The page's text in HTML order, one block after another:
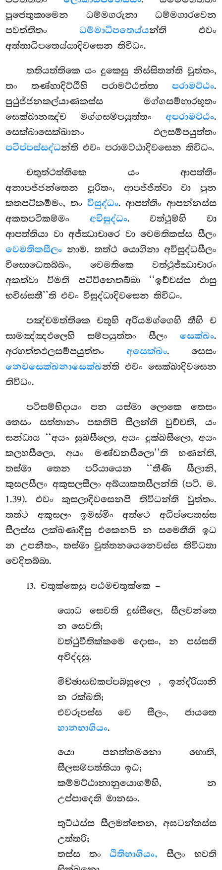
පූජෙතුකාමෙන ධම්මගරුනා ධම්මගාරවෙන
පවත්තිතං ධම්මාධිපතෙය්යන්ති එවං
අත්තාධිපතෙය්යාදිවසෙන තිවිධං.
තතියත්තිකෙ යං දුකෙසු නිස්සිතන්ති වුත්තං,
තං තණ්හාදිට්ඨීහි පරාමට්ඨත්තා පරාමට්ඨං.
පුථුජ්ජනකල්යාණකස්ස මග්ගසම්භාරභූතං
සෙක්ඛානඤ්ච මග්ගසම්පයුත්තං අපරාමට්ඨං.
සෙක්ඛාසෙක්ඛානං ඵලසම්පයුත්තං
පටිප්පස්සද්ධන්ති එවං පරාමට්ඨාදිවසෙන තිවිධං.
චතුත්ථත්තිකෙ යං ආපත්තිං
අනාපජ්ජන්තෙන පූරිතං, ආපජ්ජිත්වා වා පුන
කතපටිකම්මං, තං විසුද්ධං. ආපත්තිං ආපන්නස්ස
අකතපටිකම්මං අවිසුද්ධං. වත්ථුම්හි වා
ආපත්තියා වා අජ්ඣාචාරෙ වා වෙමතිකස්ස සීලං
වෙමතිකසීලං නාම. තත්ථ යොගිනා අවිසුද්ධසීලං
විසොධෙතබ්බං, වෙමතිකෙ වත්ථුජ්ඣාචාරං
අකත්වා විමති පටිවිනෙතබ්බා ‘‘ඉච්චස්ස ඵාසු
භවිස්සතී’’ති එවං විසුද්ධාදිවසෙන තිවිධං.
පඤ්චමත්තිකෙ චතූහි අරියමග්ගෙහි තීහි ච
සාමඤ්ඤඵලෙහි සම්පයුත්තං සීලං සෙක්ඛං.
අරහත්තඵලසම්පයුත්තං අසෙක්ඛං. සෙසං
නෙවසෙක්ඛනාසෙක්ඛන්ති එවං සෙක්ඛාදිවසෙන
තිවිධං.
පටිසම්භිදායං පන යස්මා ලොකෙ තෙසං
තෙසං සත්තානං පකතිපි සීලන්ති වුච්චති, යං
සන්ධාය ‘‘අයං සුඛසීලො, අයං දුක්ඛසීලො, අයං
කලහසීලො, අයං මණ්ඩනසීලො’’ති භණන්ති,
තස්මා තෙන පරියායෙන ‘‘තීණි සීලානි,
කුසලසීලං අකුසලසීලං අබ්යාකතසීලන්ති (පටි. ම.
1.39). එවං කුසලාදිවසෙනපි තිවිධන්ති වුත්තං.
තත්ථ අකුසලං ඉමස්මිං අත්ථෙ අධිප්පෙතස්ස
සීලස්ස ලක්ඛණාදීසු එකෙනපි න සමෙතීති ඉධ
න උපනීතං, තස්මා වුත්තනයෙනෙවස්ස තිවිධතා
වෙදිතබ්බා.
13. චතුක්කෙසු පඨමචතුක්කෙ –
යොධ සෙවති දුස්සීලෙ, සීලවන්තෙ
න සෙවති;
වත්ථුවීතික්කමෙ දොසං, න පස්සති
අවිද්දසු.
මිච්ඡාසඞ්කප්පබහුලො , ඉන්ද්රියානි
න රක්ඛති;
එවරූපස්ස වෙ සීලං, ජායතෙ
හානභාගියං.
යො පනත්තමනො හොති,
සීලසම්පත්තියා ඉධ;
කම්මට්ඨානානුයොගම්හි, න
උප්පාදෙති මානසං.
තුට්ඨස්ස සීලමත්තෙන, අඝටන්තස්ස
උත්තරි;
තස්ස තංඨිතිභාගියං, සීලං භවති